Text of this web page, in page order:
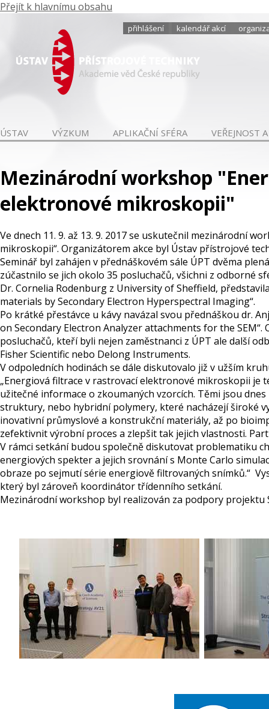
Přejít k hlavnímu obsahu
přihlášení kalendář akcí
ÚSTAV VÝZKUM APLIKAČNÍ SFÉRA VEŘEJNOST
Mezinárodní workshop
elektronové mikroskopii"
Ve dnech 11. 9. až 13. 9. 2017 se uskutečnil mezinárodní
mikroskopii“. Organizátorem akce byl Ústav přístrojové
Seminář byl zahájen v přednáškovém sále ÚPT dvěma
zúčastnilo se jich okolo 35 posluchačů, všichni z odborné
Dr. Cornelia Rodenburg z University of Sheffield,
materials by Secondary Electron Hyperspectral Imaging“.
Po krátké přestávce u kávy navázal svou přednáškou dr.
on Secondary Electron Analyzer attachments for the
posluchačů, kteří byli nejen zaměstnanci z ÚPT ale další
Fisher Scientific nebo Delong Instruments.
V odpoledních hodinách se dále diskutovalo již v užším
„Energiová filtrace v rastrovací elektronové mikroskopii je
užitečné informace o zkoumaných vzorcích. Těmi jsou
struktury, nebo hybridní polymery, které nacházejí široké
inovativní průmyslové a konstrukční materiály, až po
zefektivnit výrobní proces a zlepšit tak jejich vlastnosti.
V rámci setkání budou společně diskutovat problematiku
energiových spekter a jejich srovnání s Monte Carlo
obraze po sejmutí série energiově filtrovaných snímků.“
který byl zároveň koordinátor třídenního setkání.
Mezinárodní workshop byl realizován za podpory projektu